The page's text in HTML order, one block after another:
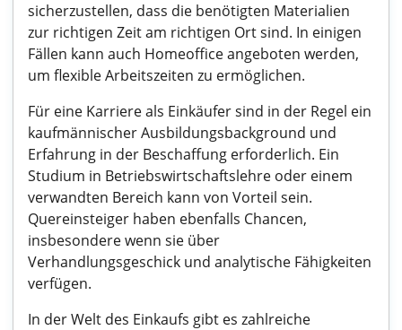
sicherzustellen, dass die benötigten Materialien
zur richtigen Zeit am richtigen Ort sind. In einigen
Fällen kann auch Homeoffice angeboten werden,
um flexible Arbeitszeiten zu ermöglichen.
Für eine Karriere als Einkäufer sind in der Regel ein
kaufmännischer Ausbildungsbackground und
Erfahrung in der Beschaffung erforderlich. Ein
Studium in Betriebswirtschaftslehre oder einem
verwandten Bereich kann von Vorteil sein.
Quereinsteiger haben ebenfalls Chancen,
insbesondere wenn sie über
Verhandlungsgeschick und analytische Fähigkeiten
verfügen.
In der Welt des Einkaufs gibt es zahlreiche